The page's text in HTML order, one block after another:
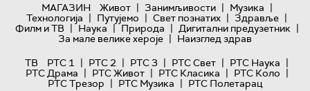
МАГАЗИН
Живот | Занимљивости | Музика |
Технологијa | Путујемо | Свет познатих | Здравље |
Филм и ТВ | Наука | Природа | Дигитални предузетник |
За мале велике хероје | Наизглед здрав
ТВ
РТС 1 | РТС 2 | РТС 3 | РТС Свет | РТС Наука |
РТС Драма | РТС Живот | РТС Класика | РТС Коло |
РТС Трезор | РТС Музика | РТС Полетарац